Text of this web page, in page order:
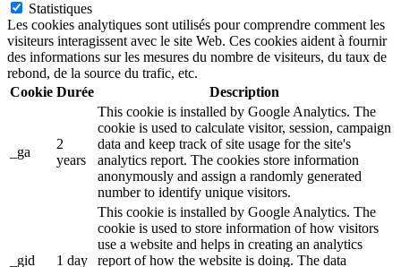
Statistiques
Les cookies analytiques sont utilisés pour comprendre comment les
visiteurs interagissent avec le site Web. Ces cookies aident à fournir
des informations sur les mesures du nombre de visiteurs, du taux de
rebond, de la source du trafic, etc.
Cookie Durée Description
_ga
2
years
This cookie is installed by Google Analytics. The
cookie is used to calculate visitor, session, campaign
data and keep track of site usage for the site's
analytics report. The cookies store information
anonymously and assign a randomly generated
number to identify unique visitors.
_gid 1 day
This cookie is installed by Google Analytics. The
cookie is used to store information of how visitors
use a website and helps in creating an analytics
report of how the website is doing. The data